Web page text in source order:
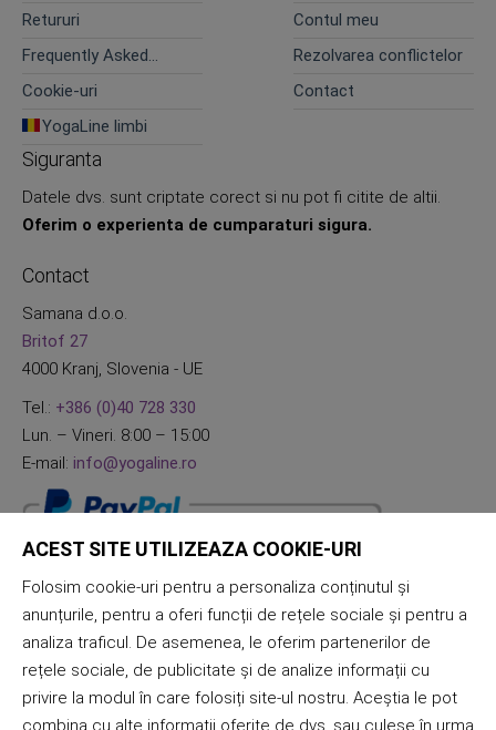
Retururi
Contul meu
Frequently Asked
Rezolvarea conflictelor
Cookie-uri
Contact
YogaLine limbi
Siguranta
Datele dvs. sunt criptate corect si nu pot fi citite de altii.
Oferim o experienta de cumparaturi sigura.
Contact
Samana d.o.o.
Britof 27
4000 Kranj, Slovenia - UE
Tel.: +386 (0)40 728 330
Lun. – Vineri. 8:00 – 15:00
E-mail: info@yogaline.ro
ACEST SITE UTILIZEAZA COOKIE-URI
Folosim cookie-uri pentru a personaliza conținutul și
anunțurile, pentru a oferi funcții de rețele sociale și pentru a
analiza traficul. De asemenea, le oferim partenerilor de
rețele sociale, de publicitate și de analize informații cu
privire la modul în care folosiți site-ul nostru. Aceștia le pot
combina cu alte informații oferite de dvs. sau culese în urma